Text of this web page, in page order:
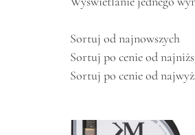
Sortuj od najnowszych
Sortuj po cenie od
Sortuj po cenie od